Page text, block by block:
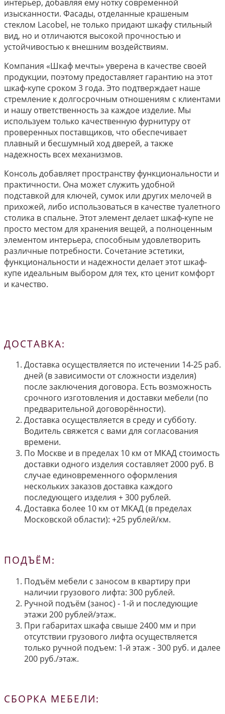
интерьер, добавляя ему нотку современной
изысканности. Фасады, отделанные крашеным
стеклом Lacobel, не только придают шкафу стильный
вид, но и отличаются высокой прочностью и
устойчивостью к внешним воздействиям.
Компания «Шкаф мечты» уверена в качестве своей
продукции, поэтому предоставляет гарантию на этот
шкаф-купе сроком 3 года. Это подтверждает наше
стремление к долгосрочным отношениям с клиентами
и нашу ответственность за каждое изделие. Мы
используем только качественную фурнитуру от
проверенных поставщиков, что обеспечивает
плавный и бесшумный ход дверей, а также
надежность всех механизмов.
Консоль добавляет пространству функциональности и
практичности. Она может служить удобной
подставкой для ключей, сумок или других мелочей в
прихожей, либо использоваться в качестве туалетного
столика в спальне. Этот элемент делает шкаф-купе не
просто местом для хранения вещей, а полноценным
элементом интерьера, способным удовлетворить
различные потребности. Сочетание эстетики,
функциональности и надежности делает этот шкаф-
купе идеальным выбором для тех, кто ценит комфорт
и качество.
ДОСТАВКА:
Доставка осуществляется по истечении 14-25 раб.
дней (в зависимости от сложности изделия)
после заключения договора. Есть возможность
срочного изготовления и доставки мебели (по
предварительной договорённости).
Доставка осуществляется в среду и субботу.
Водитель свяжется с вами для согласования
времени.
По Москве и в пределах 10 км от МКАД стоимость
доставки одного изделия составляет 2000 руб. В
случае единовременного оформления
нескольких заказов доставка каждого
последующего изделия + 300 рублей.
Доставка более 10 км от МКАД (в пределах
Московской области): +25 рублей/км.
ПОДЪЁМ:
Подъём мебели с заносом в квартиру при
наличии грузового лифта: 300 рублей.
Ручной подъём (занос) - 1-й и последующие
этажи 200 рублей/этаж.
При габаритах шкафа свыше 2400 мм и при
отсутствии грузового лифта осуществляется
только ручной подъем: 1-й этаж - 300 руб. и далее
200 руб./этаж.
СБОРКА МЕБЕЛИ: